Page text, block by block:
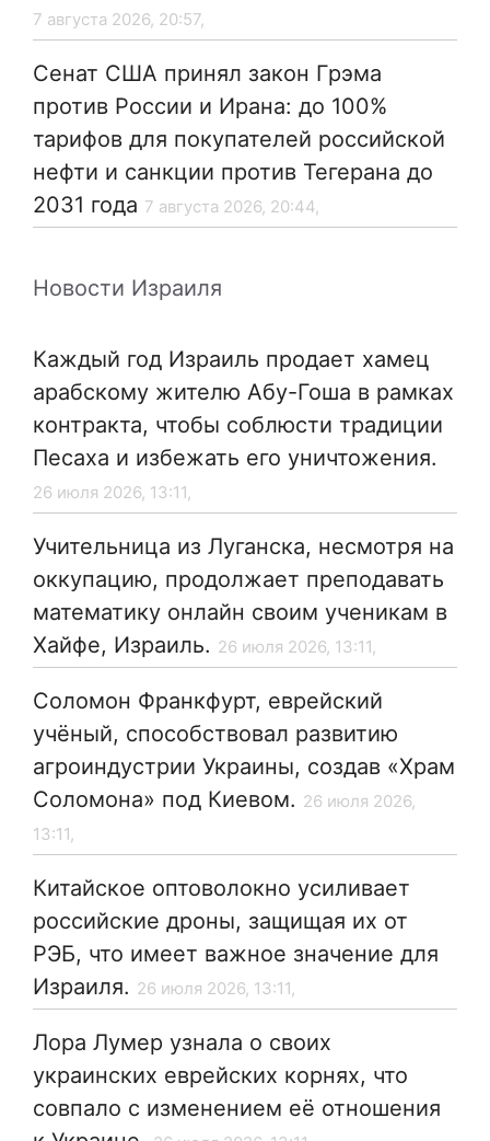
7 августа 2026, 20:57,
Сенат США принял закон Грэма
против России и Ирана: до 100%
тарифов для покупателей российской
нефти и санкции против Тегерана до
2031 года 7 августа 2026, 20:44,
Новости Израиля
Каждый год Израиль продает хамец
арабскому жителю Абу-Гоша в рамках
контракта, чтобы соблюсти традиции
Песаха и избежать его уничтожения.
26 июля 2026, 13:11,
Учительница из Луганска, несмотря на
оккупацию, продолжает преподавать
математику онлайн своим ученикам в
Хайфе, Израиль. 26 июля 2026, 13:11,
Соломон Франкфурт, еврейский
учёный, способствовал развитию
агроиндустрии Украины, создав «Храм
Соломона» под Киевом. 26 июля 2026,
13:11,
Китайское оптоволокно усиливает
российские дроны, защищая их от
РЭБ, что имеет важное значение для
Израиля. 26 июля 2026, 13:11,
Лора Лумер узнала о своих
украинских еврейских корнях, что
совпало с изменением её отношения